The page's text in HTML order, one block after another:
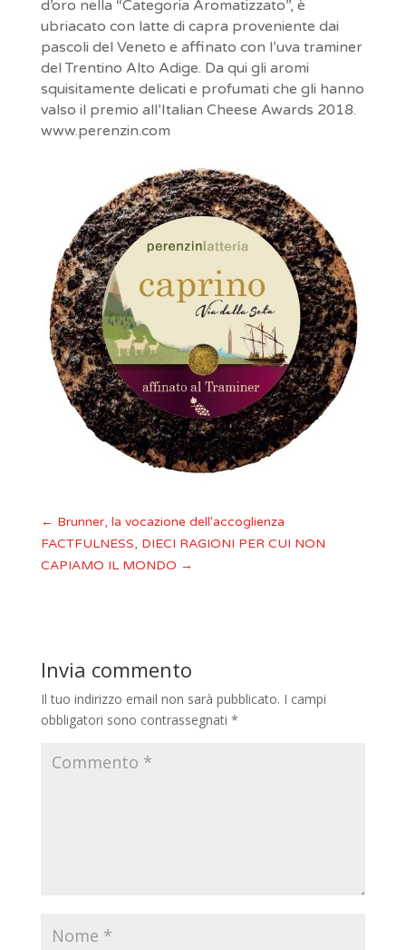
d’oro nella “Categoria Aromatizzato”, è
ubriacato con latte di capra proveniente dai
pascoli del Veneto e affinato con l’uva traminer
del Trentino Alto Adige. Da qui gli aromi
squisitamente delicati e profumati che gli hanno
valso il premio all’Italian Cheese Awards 2018.
www.perenzin.com
← Brunner, la vocazione dell'accoglienza
FACTFULNESS, DIECI RAGIONI PER CUI NON
CAPIAMO IL MONDO →
Invia commento
Il tuo indirizzo email non sarà pubblicato. I campi
obbligatori sono contrassegnati *